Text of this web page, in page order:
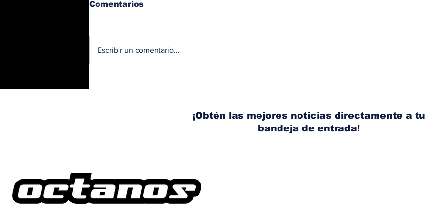
Comentarios
Escribir un comentario...
¡Obtén las mejores noticias directamente a tu
bandeja de entrada!